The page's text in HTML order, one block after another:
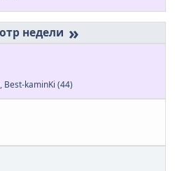
»
, Best-kaminKi (44)